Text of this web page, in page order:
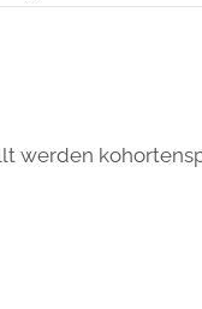
werden